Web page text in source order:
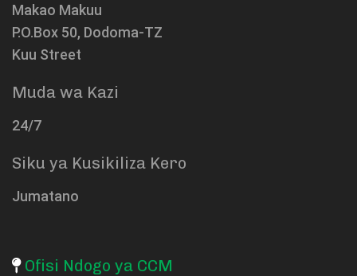
Makao Makuu
P.O.Box 50, Dodoma-TZ
Kuu Street
Muda wa Kazi
24/7
Siku ya Kusikiliza Kero
Jumatano
Ofisi Ndogo ya CCM